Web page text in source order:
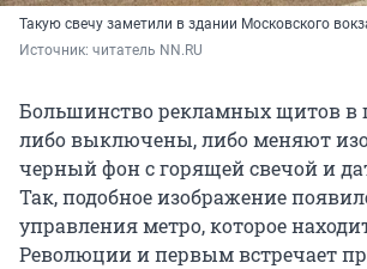
Такую свечу заметили в здании Московского
Источник: читатель NN.RU
Большинство рекламных щитов в
либо выключены, либо меняют
черный фон с горящей свечой и
Так, подобное изображение
управления метро, которое
Революции и первым встречает